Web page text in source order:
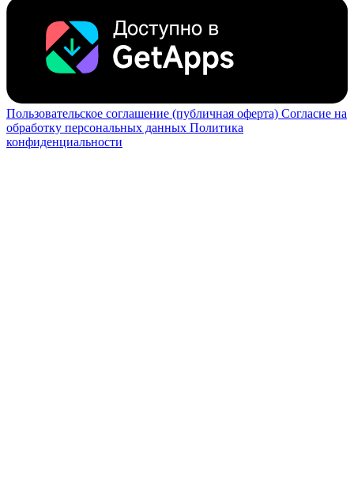
Пользовательское соглашение (публичная оферта) Согласие на
обработку персональных данных Политика
конфиденциальности